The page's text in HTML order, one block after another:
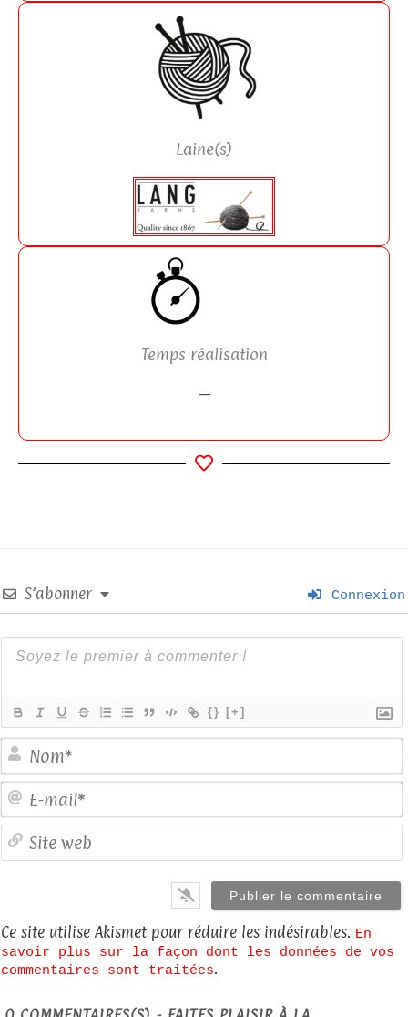
Laine(s)
Temps réalisation
—
S’abonner Connexion
{} [+]
Ce site utilise Akismet pour réduire les indésirables. En
savoir plus sur la façon dont les données de vos
commentaires sont traitées.